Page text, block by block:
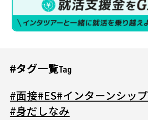
Tag
#タグ一覧
#面接#ES#インターンシップ
#身だしなみ